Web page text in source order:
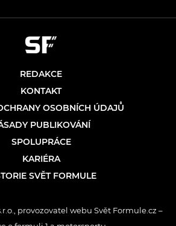
REDAKCE
KONTAKT
OSOBNÍCH ÚDAJŮ
PUBLIKOVÁNÍ
SPOLUPRÁCE
KARIÉRA
SVĚT FORMULE
provozovatel webu Svět Formule.cz –